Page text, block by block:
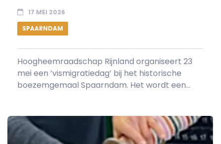
17 MEI 2026
SPAARNDAM
Hoogheemraadschap Rijnland organiseert 23
mei een ’vismigratiedag’ bij het historische
boezemgemaal Spaarndam. Het wordt een...